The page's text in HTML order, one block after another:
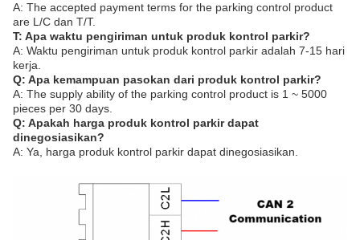
A: The accepted payment terms for the parking control product
are L/C dan T/T.
T: Apa waktu pengiriman untuk produk kontrol parkir?
A: Waktu pengiriman untuk produk kontrol parkir adalah 7-15 hari
kerja.
Q: Apa kemampuan pasokan dari produk kontrol parkir?
A: The supply ability of the parking control product is 1 ~ 5000
pieces per 30 days.
Q: Apakah harga produk kontrol parkir dapat
dinegosiasikan?
A: Ya, harga produk kontrol parkir dapat dinegosiasikan.